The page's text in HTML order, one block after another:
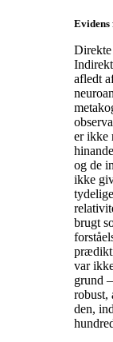
Evidens
Direkte
afledt
er ikke
og de
ikke
brugt
var
grund
robust,
den,